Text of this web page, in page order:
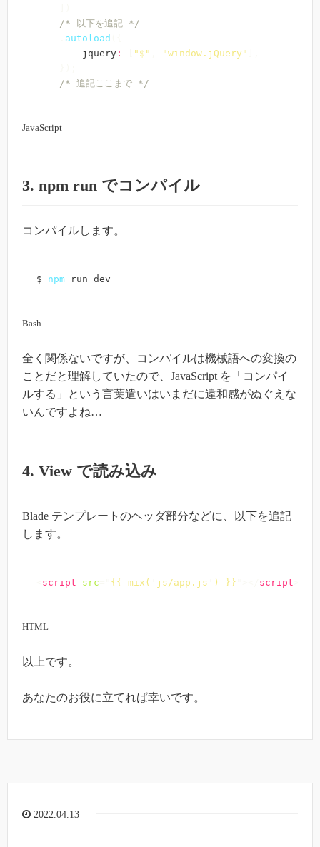
/* 以下を追記 */
autoload
        jquery
: "$" "window.jQuery"
/* 追記ここまで */
JavaScript
3. npm run でコンパイル
コンパイルします。
$ npm run dev
Bash
全く関係ないですが、コンパイルは機械語への変換の
ことだと理解していたので、JavaScript を「コンパイ
ルする」という言葉遣いはいまだに違和感がぬぐえな
いんですよね…
4. View で読み込み
Blade テンプレートのヘッダ部分などに、以下を追記
します。
script src {{ mix( js/app.js ) }} script
HTML
以上です。
あなたのお役に立てれば幸いです。
2022.04.13